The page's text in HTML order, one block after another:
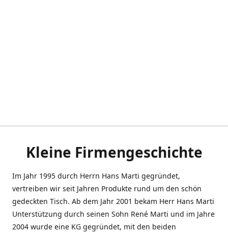
Kleine Firmengeschichte
Im Jahr 1995 durch Herrn Hans Marti gegründet,
vertreiben wir seit Jahren Produkte rund um den schön
gedeckten Tisch. Ab dem Jahr 2001 bekam Herr Hans Marti
Unterstützung durch seinen Sohn René Marti und im Jahre
2004 wurde eine KG gegründet, mit den beiden